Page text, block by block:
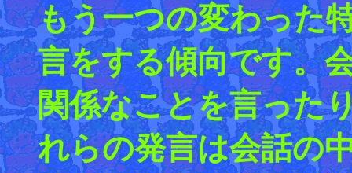
もう一つの変わった
言をする傾向です。
関係なことを言った
れらの発言は会話の